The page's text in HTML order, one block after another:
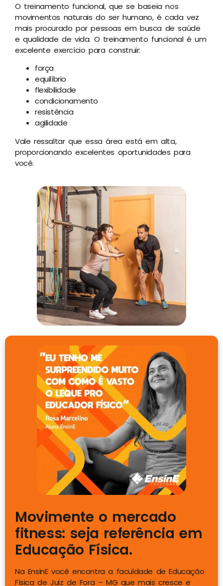
O treinamento funcional, que se baseia nos
movimentos naturais do ser humano, é cada vez
mais procurado por pessoas em busca de saúde
e qualidade de vida. O treinamento funcional é um
excelente exercício para construir:
força
equilíbrio
flexibilidade
condicionamento
resistência
agilidade
Vale ressaltar que essa área está em alta,
proporcionando excelentes oportunidades para
você.
Movimente o mercado
fitness: seja referência em
Educação Física.
Na EnsinE você encontra a faculdade de Educação
Física de Juiz de Fora – MG que mais cresce e